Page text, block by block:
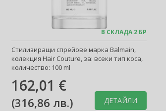
В СКЛАДА 2 БР
Стилизиращи спрейове марка Balmain,
колекция Hair Couture, за: всеки тип коса,
количество: 100 ml
162,01 €
(316,86 лв.) ДЕТАЙЛИ